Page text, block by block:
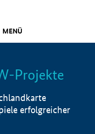
MENÜ
Info
Projekte
erfolgreicher